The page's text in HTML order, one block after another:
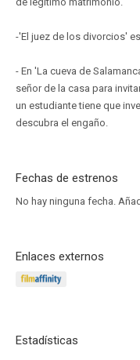
-'El juez de los divorcios'
- En 'La cueva de
señor de la casa para
un estudiante tiene que
descubra el engaño.
Fechas de estrenos
No hay ninguna fecha.
Enlaces externos
Estadísticas